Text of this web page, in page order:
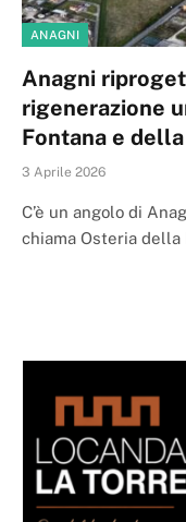
ANAGNI
Anagni
rigenerazione
Fontana e
3 Aprile 2026
C’è un angolo di
chiama Osteria